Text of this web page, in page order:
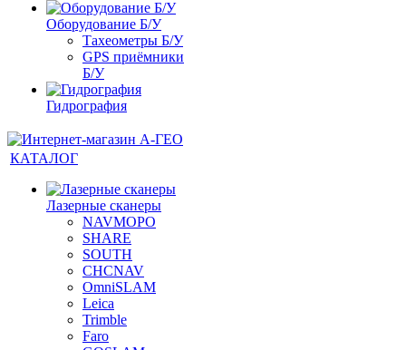
Оборудование Б/У
Тахеометры Б/У
GPS приёмники
Б/У
Гидрография
КАТАЛОГ
Лазерные сканеры
NAVMOPO
SHARE
SOUTH
CHCNAV
OmniSLAM
Leica
Trimble
Faro